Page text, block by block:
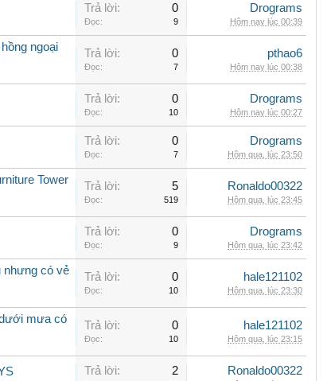
Trả lời: 0
Đọc: 9
Drograms
Hôm nay lúc 00:39
ngoại
Trả lời: 0
Đọc: 7
pthao6
Hôm nay lúc 00:38
Trả lời: 0
Đọc: 10
Drograms
Hôm nay lúc 00:27
Trả lời: 0
Đọc: 7
Drograms
Hôm qua, lúc 23:50
Tower
Trả lời: 5
Đọc: 519
Ronaldo00322
Hôm qua, lúc 23:45
Trả lời: 0
Đọc: 9
Drograms
Hôm qua, lúc 23:42
nhưng có vẻ
Trả lời: 0
Đọc: 10
hale121102
Hôm qua, lúc 23:30
mưa có
Trả lời: 0
Đọc: 10
hale121102
Hôm qua, lúc 23:15
Trả lời: 2 Ronaldo00322